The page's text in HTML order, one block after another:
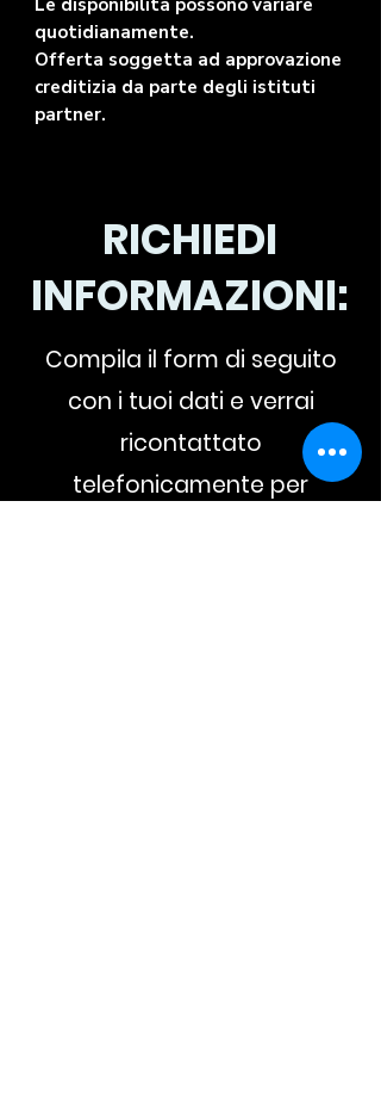
Le disponibilità possono variare
quotidianamente.
Offerta soggetta ad approvazione
creditizia da parte degli istituti
partner.
RICHIEDI
INFORMAZIONI:
Compila il form di seguito
con i tuoi dati e verrai
ricontattato
telefonicamente per